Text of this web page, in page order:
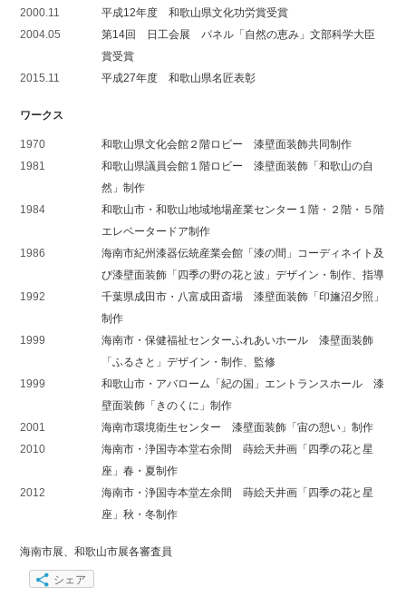
2000.11
平成12年度 和歌山県文化功労賞受賞
2004.05
第14回 日工会展 パネル「自然の恵み」文部科学大臣
賞受賞
2015.11
平成27年度 和歌山県名匠表彰
ワークス
1970
和歌山県文化会館２階ロビー 漆壁面装飾共同制作
1981
和歌山県議員会館１階ロビー 漆壁面装飾「和歌山の自
然」制作
1984
和歌山市・和歌山地域地場産業センター１階・２階・５階
エレベータードア制作
1986
海南市紀州漆器伝統産業会館「漆の間」コーディネイト及
び漆壁面装飾「四季の野の花と波」デザイン・制作、指導
1992
千葉県成田市・八富成田斎場 漆壁面装飾「印旛沼夕照」
制作
1999
海南市・保健福祉センターふれあいホール 漆壁面装飾
「ふるさと」デザイン・制作、監修
1999
和歌山市・アバローム「紀の国」エントランスホール 漆
壁面装飾「きのくに」制作
2001
海南市環境衛生センター 漆壁面装飾「宙の憩い」制作
2010
海南市・浄国寺本堂右余間 蒔絵天井画「四季の花と星
座」春・夏制作
2012
海南市・浄国寺本堂左余間 蒔絵天井画「四季の花と星
座」秋・冬制作
海南市展、和歌山市展各審査員
シェア